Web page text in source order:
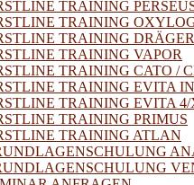
TRAINING
TRAINING
TRAINING
TRAINING VAPOR
TRAINING CATO /
TRAINING EVITA
TRAINING EVITA
TRAINING PRIMUS
TRAINING ATLAN